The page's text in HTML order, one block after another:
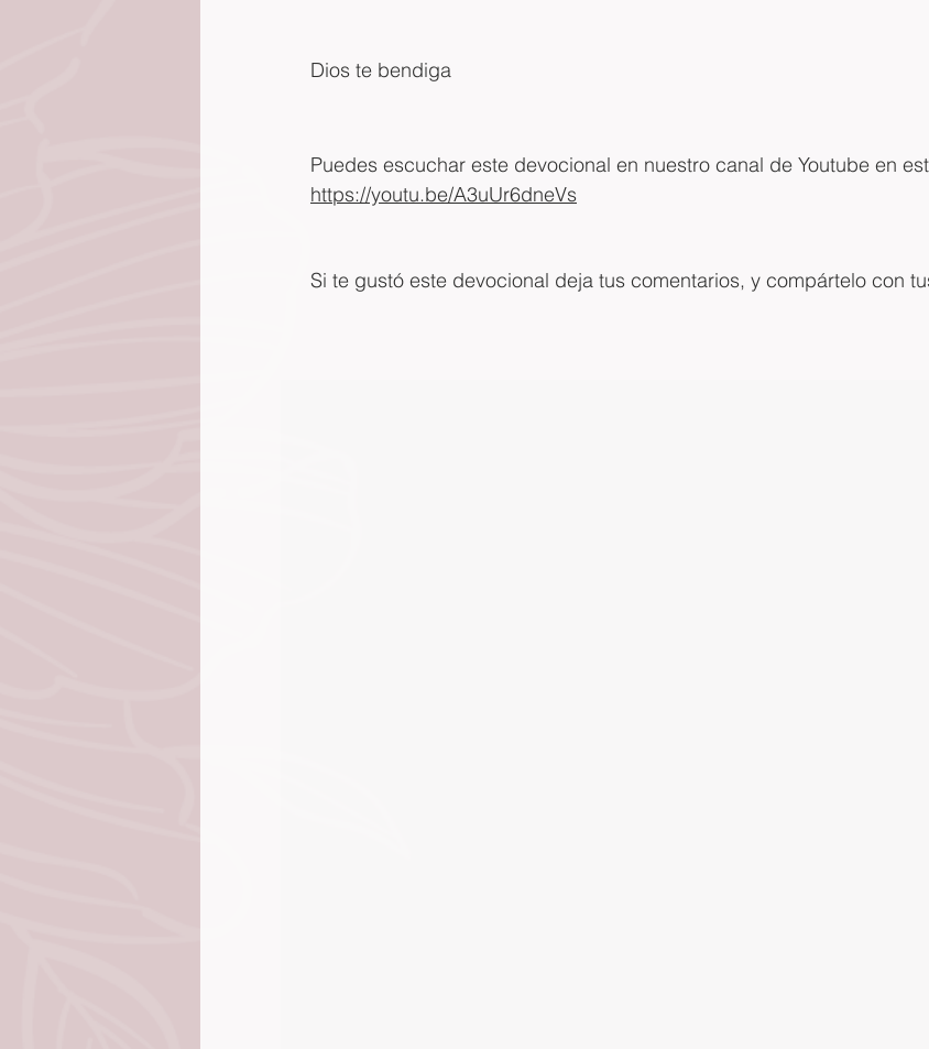
Dios te bendiga
Puedes escuchar este devocional en nuestro canal de Youtube en
https://youtu.be/A3uUr6dneVs
Si te gustó este devocional deja tus comentarios, y compártelo con